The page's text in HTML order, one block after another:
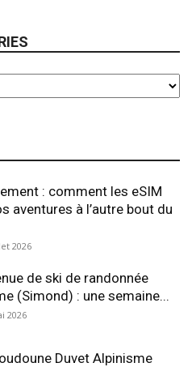
: comment les eSIM
aventures à l’autre bout du
2026
de ski de randonnée
(Simond) : une semaine...
2026
Duvet Alpinisme